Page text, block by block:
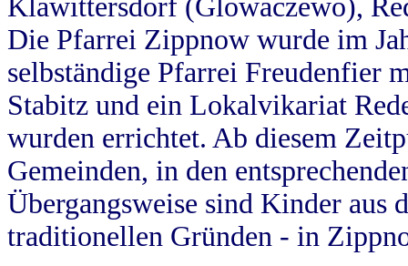
Klawittersdorf (Glowaczewo),
Die Pfarrei Zippnow wurde im
selbständige Pfarrei Freudenfier
Stabitz und ein Lokalvikariat
wurden errichtet. Ab diesem
Gemeinden, in den
Übergangsweise sind Kinder aus
traditionellen Gründen - in